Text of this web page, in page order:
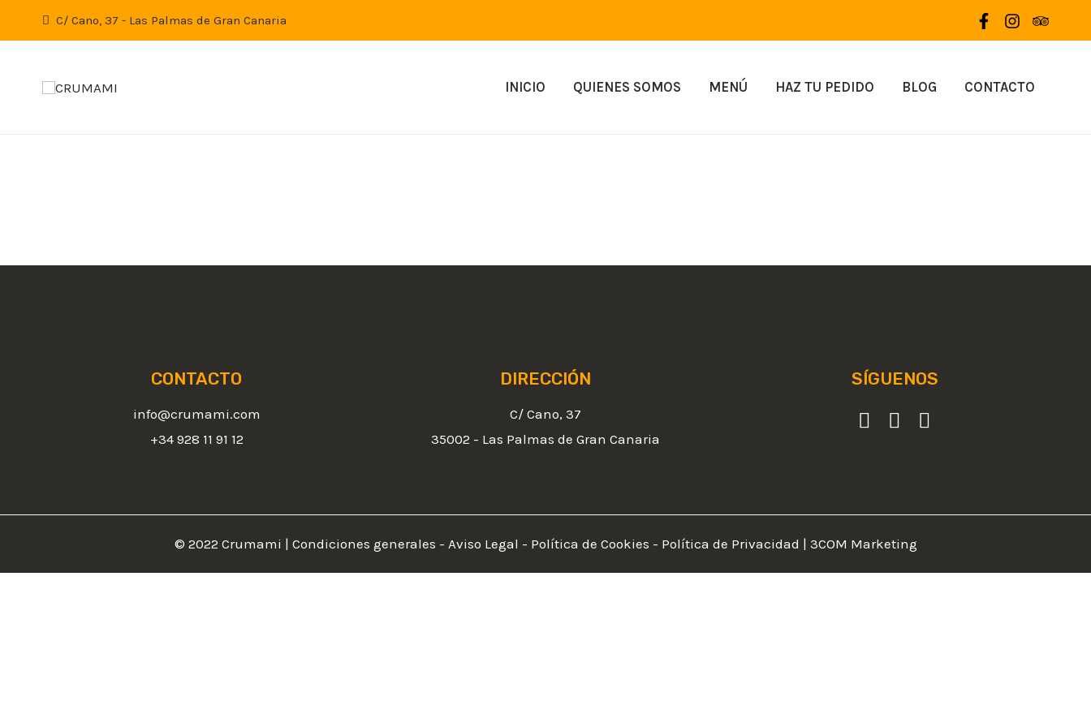
C/ Cano, 37 - Las Palmas de Gran Canaria
INICIO QUIENES SOMOS MENÚ HAZ TU PEDIDO BLOG CONTACTO
CONTACTO
info@crumami.com
+34 928 11 91 12
DIRECCIÓN
C/ Cano, 37
35002 - Las Palmas de Gran Canaria
SÍGUENOS
© 2022 Crumami | Condiciones generales - Aviso Legal - Política de Cookies - Política de Privacidad | 3COM Marketing